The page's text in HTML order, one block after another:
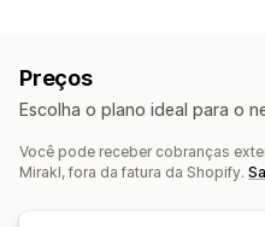
Sincronização de produtos
Sincronização de ofertas
Gerenciamento de pedidos
Preços
Escolha o plano ideal para o
Você pode receber cobranças
Mirakl, fora da fatura da Shopify.